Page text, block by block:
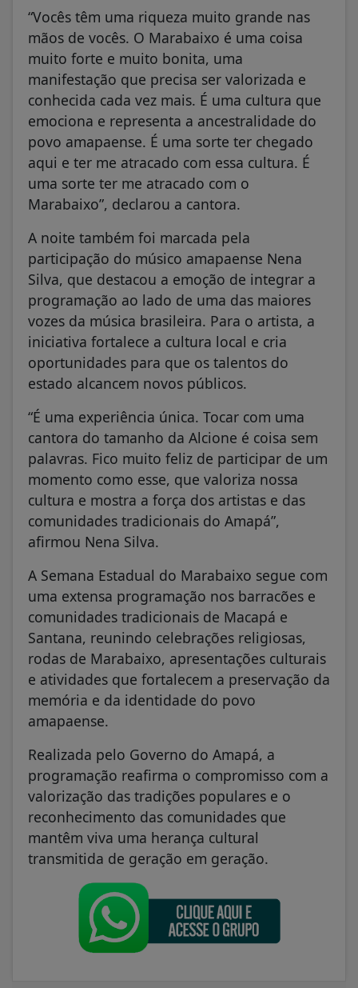
“Vocês têm uma riqueza muito grande nas
mãos de vocês. O Marabaixo é uma coisa
muito forte e muito bonita, uma
manifestação que precisa ser valorizada e
conhecida cada vez mais. É uma cultura que
emociona e representa a ancestralidade do
povo amapaense. É uma sorte ter chegado
aqui e ter me atracado com essa cultura. É
uma sorte ter me atracado com o
Marabaixo”, declarou a cantora.
A noite também foi marcada pela
participação do músico amapaense Nena
Silva, que destacou a emoção de integrar a
programação ao lado de uma das maiores
vozes da música brasileira. Para o artista, a
iniciativa fortalece a cultura local e cria
oportunidades para que os talentos do
estado alcancem novos públicos.
“É uma experiência única. Tocar com uma
cantora do tamanho da Alcione é coisa sem
palavras. Fico muito feliz de participar de um
momento como esse, que valoriza nossa
cultura e mostra a força dos artistas e das
comunidades tradicionais do Amapá”,
afirmou Nena Silva.
A Semana Estadual do Marabaixo segue com
uma extensa programação nos barracões e
comunidades tradicionais de Macapá e
Santana, reunindo celebrações religiosas,
rodas de Marabaixo, apresentações culturais
e atividades que fortalecem a preservação da
memória e da identidade do povo
amapaense.
Realizada pelo Governo do Amapá, a
programação reafirma o compromisso com a
valorização das tradições populares e o
reconhecimento das comunidades que
mantêm viva uma herança cultural
transmitida de geração em geração.